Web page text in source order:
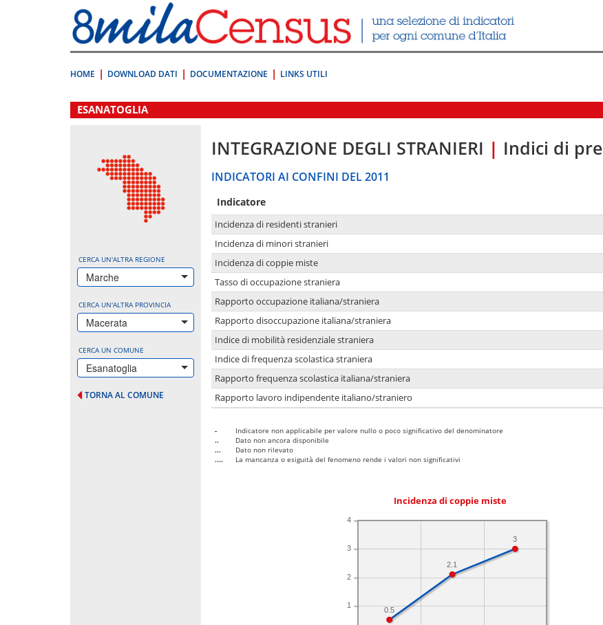
direttamente
a:
Contenuto
HOME DOWNLOAD DATI DOCUMENTAZIONE LINKS UTILI
.
ESANATOGLIA
CERCA UN'ALTRA REGIONE
Marche
CERCA UN'ALTRA PROVINCIA
Macerata
CERCA UN COMUNE
Esanatoglia
TORNA AL COMUNE
INTEGRAZIONE DEGLI STRANIERI | Indici di
INDICATORI AI CONFINI DEL 2011
Indicatore
Incidenza di residenti stranieri
Incidenza di minori stranieri
Incidenza di coppie miste
Tasso di occupazione straniera
Rapporto occupazione italiana/straniera
Rapporto disoccupazione italiana/straniera
Indice di mobilità residenziale straniera
Indice di frequenza scolastica straniera
Rapporto frequenza scolastica italiana/straniera
Rapporto lavoro indipendente italiano/straniero
-
Indicatore non applicabile per valore nullo o poco significativo del denominatore
..
Dato non ancora disponibile
...
Dato non rilevato
....
La mancanza o esiguità del fenomeno rende i valori non significativi
Incidenza di coppie miste
1
2
3
4
3
2.1
0.5